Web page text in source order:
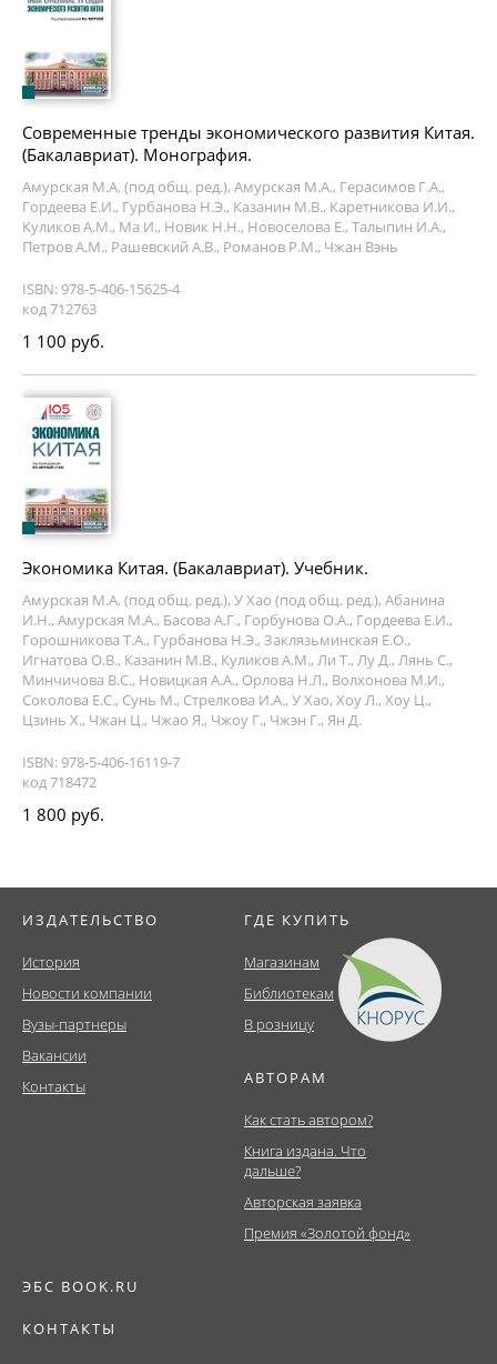
Современные тренды экономического развития Китая.
(Бакалавриат). Монография.
Амурская М.А. (под общ. ред.), Амурская М.А., Герасимов Г.А.,
Гордеева Е.И., Гурбанова Н.Э., Казанин М.В., Каретникова И.И.,
Куликов А.М., Ма И., Новик Н.Н., Новоселова Е., Талыпин И.А.,
Петров А.М., Рашевский А.В., Романов Р.М., Чжан Вэнь
ISBN: 978-5-406-15625-4
код 712763
1 100 руб.
Экономика Китая. (Бакалавриат). Учебник.
Амурская М.А. (под общ. ред.), У Хао (под общ. ред.), Абанина
И.Н., Амурская М.А., Басова А.Г., Горбунова О.А., Гордеева Е.И.,
Горошникова Т.А., Гурбанова Н.Э., Заклязьминская Е.О.,
Игнатова О.В., Казанин М.В., Куликов А.М., Ли Т., Лу Д., Лянь С.,
Минчичова В.С., Новицкая А.А., Орлова Н.Л., Волхонова М.И.,
Соколова Е.С., Сунь М., Стрелкова И.А., У Хао, Хоу Л., Хоу Ц.,
Цзинь Х., Чжан Ц., Чжао Я., Чжоу Г., Чжэн Г., Ян Д.
ISBN: 978-5-406-16119-7
код 718472
1 800 руб.
ИЗДАТЕЛЬСТВО
История
Новости компании
Вузы-партнеры
Вакансии
Контакты
ГДЕ КУПИТЬ
Магазинам
Библиотекам
В розницу
АВТОРАМ
Как стать автором?
Книга издана. Что
дальше?
Авторская заявка
Премия «Золотой фонд»
ЭБС BOOK.RU
КОНТАКТЫ